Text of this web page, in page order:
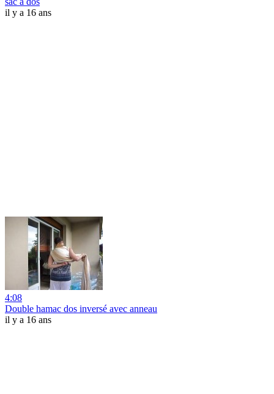
il y a 16 ans
4:08
Double hamac dos inversé avec anneau
il y a 16 ans